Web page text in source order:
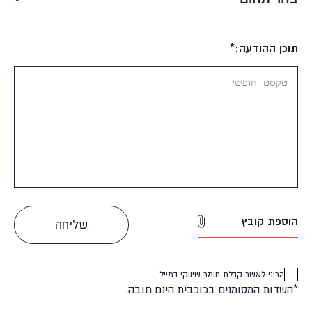
תוכן ההודעה:*
הוספת קובץ
הריני לאשר קבלת חומר שיווקי במייל.
*השדות המסומנים בכוכבית הינם חובה.